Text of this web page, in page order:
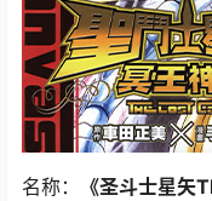
名称：
《圣斗士星矢